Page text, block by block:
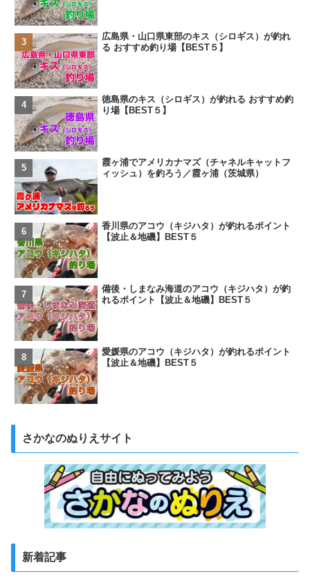
広島県・山口県東部のキス（シロギス）が釣れ
る おすすめ釣り場【BEST５】
徳島県のキス（シロギス）が釣れる おすすめ釣
り場【BEST５】
霞ヶ浦でアメリカナマズ（チャネルキャットフ
ィッシュ）を釣ろう／霞ヶ浦（茨城県）
香川県のアコウ（キジハタ）が釣れるポイント
【波止＆地磯】BEST５
備後・しまなみ海道のアコウ（キジハタ）が釣
れるポイント【波止＆地磯】BEST５
愛媛県のアコウ（キジハタ）が釣れるポイント
【波止＆地磯】BEST５
さかなのぬりえサイト
新着記事